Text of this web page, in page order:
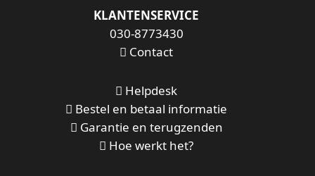
KLANTENSERVICE
030-8773430
Contact
Helpdesk
Bestel en betaal informatie
Garantie en terugzenden
Hoe werkt het?